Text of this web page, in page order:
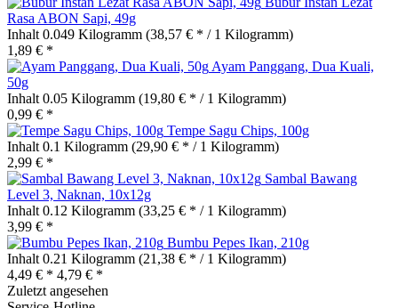
Rasa ABON Sapi, 49g
Inhalt 0.049 Kilogramm (38,57 € * / 1 Kilogramm)
1,89 € *
Ayam Panggang, Dua Kuali,
50g
Inhalt 0.05 Kilogramm (19,80 € * / 1 Kilogramm)
0,99 € *
Tempe Sagu Chips, 100g
Inhalt 0.1 Kilogramm (29,90 € * / 1 Kilogramm)
2,99 € *
Sambal Bawang
Level 3, Naknan, 10x12g
Inhalt 0.12 Kilogramm (33,25 € * / 1 Kilogramm)
3,99 € *
Bumbu Pepes Ikan, 210g
Inhalt 0.21 Kilogramm (21,38 € * / 1 Kilogramm)
4,49 € * 4,79 € *
Zuletzt angesehen